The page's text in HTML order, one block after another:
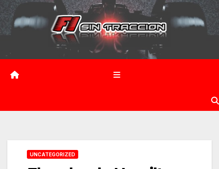
Saltar
contenido
UNCATEGORIZED